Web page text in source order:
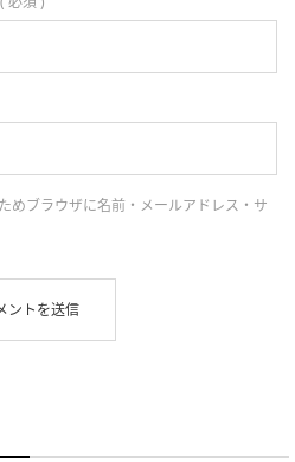
めブラウザに名前・メールアドレス・サ